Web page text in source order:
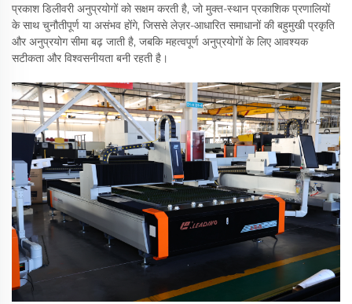
प्रकाश डिलीवरी अनुप्रयोगों को सक्षम करती है, जो मुक्त-स्थान प्रकाशिक प्रणालियों
के साथ चुनौतीपूर्ण या असंभव होंगे, जिससे लेज़र-आधारित समाधानों की बहुमुखी प्रकृति
और अनुप्रयोग सीमा बढ़ जाती है, जबकि महत्वपूर्ण अनुप्रयोगों के लिए आवश्यक
सटीकता और विश्वसनीयता बनी रहती है।